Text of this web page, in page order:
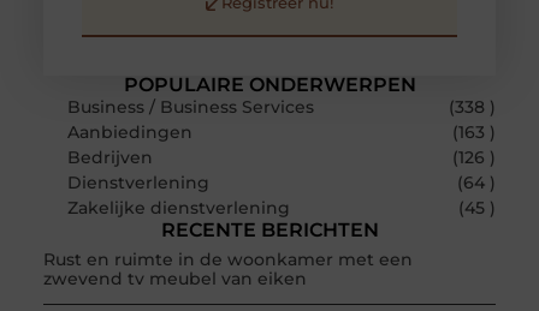
POPULAIRE ONDERWERPEN
Business / Business Services
(338 )
Aanbiedingen
(163 )
Bedrijven
(126 )
Dienstverlening
(64 )
Zakelijke dienstverlening
(45 )
RECENTE BERICHTEN
Rust en ruimte in de woonkamer met een
zwevend tv meubel van eiken